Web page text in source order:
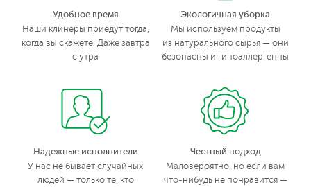
Удобное время
Наши клинеры приедут тогда,
когда вы скажете. Даже завтра
с утра
Экологичная уборка
Мы используем продукты
из натурального сырья — они
безопасны и гипоаллергенны
Надежные исполнители
У нас не бывает случайных
людей — только те, кто
Честный подход
Маловероятно, но если вам
что-нибудь не понравится —